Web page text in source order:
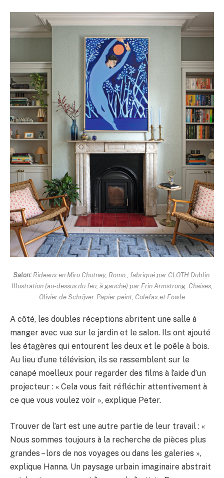
Salon: Rideaux en Miro Chutney, Romo ; fabriqué par CLOTH Dublin.
Illustration (au-dessus du feu, à gauche) par Erin Armstrong. Chaises,
Olivier de Schrijver. Papier peint, Colefax et Fowle
A côté, les doubles réceptions abritent une salle à
manger avec vue sur le jardin et le salon. Ils ont ajouté
les étagères qui entourent les deux et le poêle à bois.
Au lieu d’une télévision, ils se rassemblent sur le
canapé moelleux pour regarder des films à l’aide d’un
projecteur : « Cela vous fait réfléchir attentivement à
ce que vous voulez voir », explique Peter.
Trouver de l’art est une autre partie de leur travail : «
Nous sommes toujours à la recherche de pièces plus
grandes – lors de nos voyages ou dans les galeries »,
explique Hanna. Un paysage urbain imaginaire abstrait